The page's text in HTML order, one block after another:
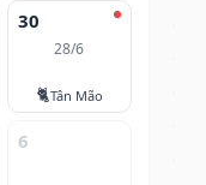
30
28/6
🐈Tân Mão
6